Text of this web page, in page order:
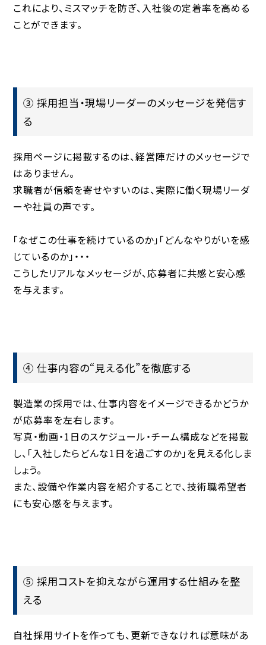
これにより、ミスマッチを防ぎ、入社後の定着率を高める
ことができます。
③ 採用担当・現場リーダーのメッセージを発信す
る
採用ページに掲載するのは、経営陣だけのメッセージで
はありません。
求職者が信頼を寄せやすいのは、実際に働く現場リーダ
ーや社員の声です。
「なぜこの仕事を続けているのか」「どんなやりがいを感
じているのか」・・・
こうしたリアルなメッセージが、応募者に共感と安心感
を与えます。
④ 仕事内容の“見える化”を徹底する
製造業の採用では、仕事内容をイメージできるかどうか
が応募率を左右します。
写真・動画・1日のスケジュール・チーム構成などを掲載
し、「入社したらどんな1日を過ごすのか」を見える化しま
しょう。
また、設備や作業内容を紹介することで、技術職希望者
にも安心感を与えます。
⑤ 採用コストを抑えながら運用する仕組みを整
える
自社採用サイトを作っても、更新できなければ意味があ